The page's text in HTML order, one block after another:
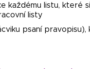
listu, které
listy
psaní